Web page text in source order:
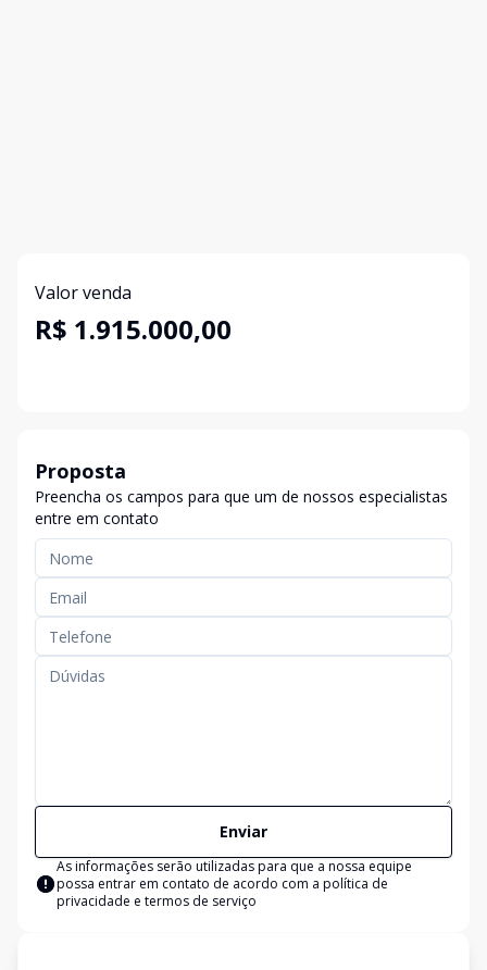
Valor venda
R$ 1.915.000,00
Proposta
Preencha os campos para que um de nossos especialistas
entre em contato
Enviar
As informações serão utilizadas para que a nossa equipe
possa entrar em contato de acordo com a política de
privacidade e termos de serviço